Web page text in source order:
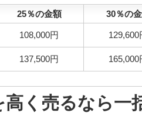
25％の金額 30％の
108,000円 129,600
137,500円 165,000
く売るなら一